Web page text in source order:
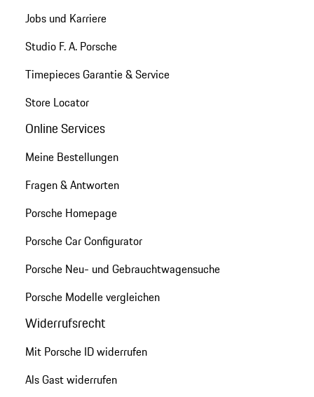
Jobs und Karriere
Studio F. A. Porsche
Timepieces Garantie & Service
Store Locator
Online Services
Meine Bestellungen
Fragen & Antworten
Porsche Homepage
Porsche Car Configurator
Porsche Neu- und Gebrauchtwagensuche
Porsche Modelle vergleichen
Widerrufsrecht
Mit Porsche ID widerrufen
Als Gast widerrufen